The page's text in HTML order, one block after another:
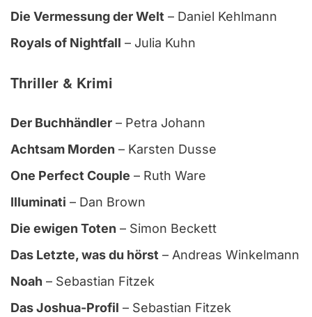
Die Vermessung der Welt – Daniel Kehlmann
Royals of Nightfall – Julia Kuhn
Thriller & Krimi
Der Buchhändler – Petra Johann
Achtsam Morden – Karsten Dusse
One Perfect Couple – Ruth Ware
Illuminati – Dan Brown
Die ewigen Toten – Simon Beckett
Das Letzte, was du hörst – Andreas Winkelmann
Noah – Sebastian Fitzek
Das Joshua-Profil – Sebastian Fitzek